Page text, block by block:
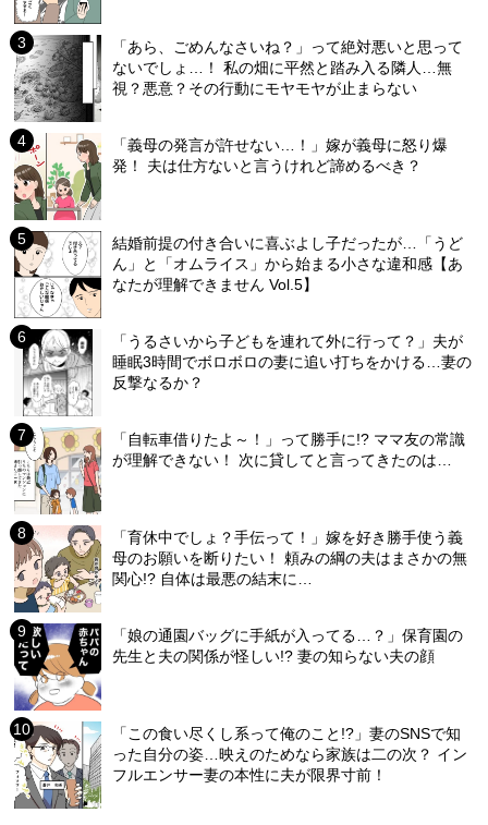
「あら、ごめんなさいね？」って絶対悪いと思って
ないでしょ…！ 私の畑に平然と踏み入る隣人…無
視？悪意？その行動にモヤモヤが止まらない
「義母の発言が許せない…！」嫁が義母に怒り爆
発！ 夫は仕方ないと言うけれど諦めるべき？
結婚前提の付き合いに喜ぶよし子だったが…「うど
ん」と「オムライス」から始まる小さな違和感【あ
なたが理解できません Vol.5】
「うるさいから子どもを連れて外に行って？」夫が
睡眠3時間でボロボロの妻に追い打ちをかける…妻の
反撃なるか？
「自転車借りたよ～！」って勝手に!? ママ友の常識
が理解できない！ 次に貸してと言ってきたのは…
「育休中でしょ？手伝って！」嫁を好き勝手使う義
母のお願いを断りたい！ 頼みの綱の夫はまさかの無
関心!? 自体は最悪の結末に…
「娘の通園バッグに手紙が入ってる…？」保育園の
先生と夫の関係が怪しい!? 妻の知らない夫の顔
「この食い尽くし系って俺のこと!?」妻のSNSで知
った自分の姿…映えのためなら家族は二の次？ イン
フルエンサー妻の本性に夫が限界寸前！